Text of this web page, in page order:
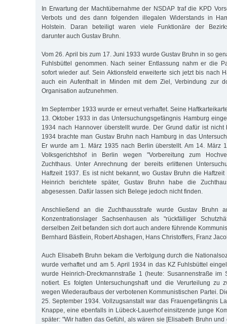
In Erwartung der Machtübernahme der NSDAP traf die KPD
Verbots und des dann folgenden illegalen Widerstands in
Holstein. Daran beteiligt waren viele Funktionäre der
darunter auch Gustav Bruhn.
Vom 26. April bis zum 17. Juni 1933 wurde Gustav Bruhn in so
Fuhlsbüttel genommen. Nach seiner Entlassung nahm er die
sofort wieder auf. Sein Aktionsfeld erweiterte sich jetzt bis nach
auch ein Aufenthalt in Minden mit dem Ziel, Verbindung zur
Organisation aufzunehmen.
Im September 1933 wurde er erneut verhaftet. Seine
13. Oktober 1933 in das Untersuchungsgefängnis Hamburg
1934 nach Hannover überstellt wurde. Der Grund dafür ist nicht
1934 brachte man Gustav Bruhn nach Hamburg in das
Er wurde am 1. März 1935 nach Berlin überstellt. Am 14. März
Volksgerichtshof in Berlin wegen "Vorbereitung zum
Zuchthaus. Unter Anrechnung der bereits erlittenen
Haftzeit 1937. Es ist nicht bekannt, wo Gustav Bruhn die
Heinrich berichtete später, Gustav Bruhn habe die
abgesessen. Dafür lassen sich Belege jedoch nicht finden.
Anschließend an die Zuchthausstrafe wurde Gustav Bruhn
Konzentrationslager Sachsenhausen als "rückfälliger
derselben Zeit befanden sich dort auch andere führende
Bernhard Bästlein, Robert Abshagen, Hans Christoffers, Franz
Auch Elisabeth Bruhn bekam die Verfolgung durch die
wurde verhaftet und am 5. April 1934 in das KZ Fuhlsbüttel
wurde Heinrich-Dreckmannstraße 1 (heute: Susannenstraße im
notiert. Es folgten Untersuchungshaft und die Verurteilung zu
wegen Wiederaufbaus der verbotenen Kommunistischen Partei.
25. September 1934. Vollzugsanstalt war das Frauengefängnis
Knappe, eine ebenfalls in Lübeck-Lauerhof einsitzende junge
später: "Wir hatten das Gefühl, als wären sie [Elisabeth Bruhn